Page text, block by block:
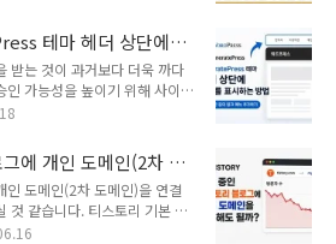
지정된 환급계좌로 입금이 됩
경에 입금되어서 금년은 다음
고 있었습니다. 그런데 오늘 카
오류 안내문을 받았습니다.😥홈
고 해서 홈택스에서 미지급된
아닐까 생각됩니다.환급계좌
로 인해 ..
테마 헤더 상단에
받는 것이 과거보다 더욱 까다
가능성을 높이기 위해 사이트
연락처 페이지를 추가하는 것
권위성, 신뢰성) 중 ‘신뢰성
요한 지표로 작용하여 SEO에
.워드프레스 GeneratePress
법으로 상단 또는 하단에 개인
지 링크를 표시하는 메뉴를
에 개인 도메인(2차 도
개월 간의 실험 결과
인 도메인(2차 도메인)을 연결
것 같습니다. 티스토리 기본 주
게시글을 옮긴다면 URL이 달